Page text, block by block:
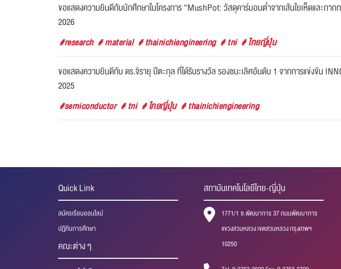
ขอแสดงความยินดีกับนักศึกษาในโครงการ “MushPot: วัสดุคาร์บอนต่ำจากเส้นใยเห็ดและ
2026
#research # material # thainichiengineering # tni # ไทยญี่ปุ่น
ขอแสดงความยินดีกับ ดร.จิรายุ ปีตะกุล ที่ได้รับรางวัล รองชนะเลิศอันดับ 1 จากการแข่งขัน
2025
#semiconductor # tni # ไทยญี่ปุ่น # thainichiengineering
Quick Link
สมัครเรียนออนไลน์
ปฏิทินการศึกษา
คณะต่าง ๆ
สถาบันเทคโนโลยีไทย-ญี่ปุ่น
1771/1 ซ.พัฒนาการ 37 ถนนพัฒนาการ
แขวงสวนหลวง เขตสวนหลวง กรุงเทพฯ
10250